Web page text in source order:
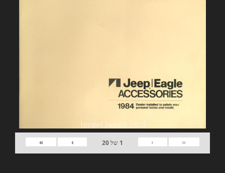
«
‹
1 של20
›
»